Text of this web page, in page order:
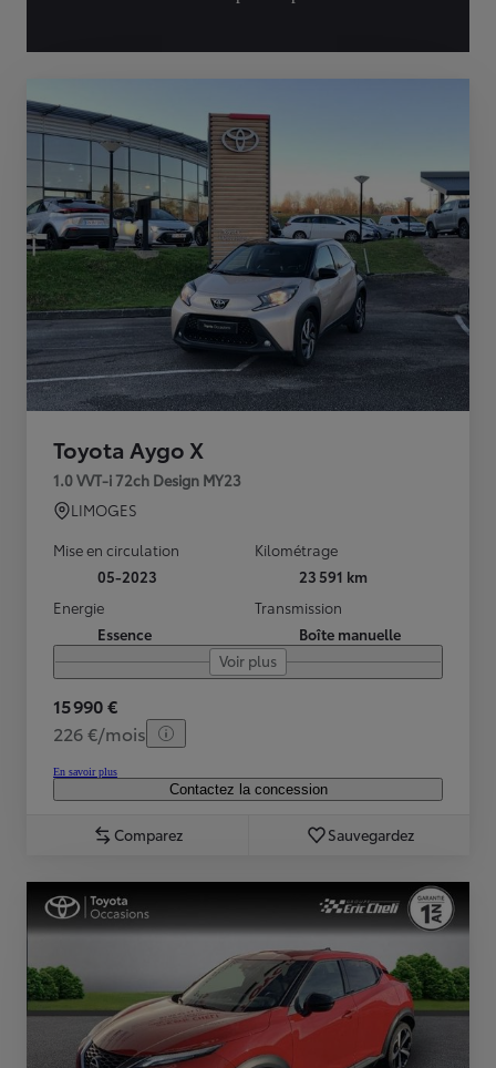
Toyota Aygo X
1.0 VVT-i 72ch Design MY23
LIMOGES
Mise en circulation
05-2023
Kilométrage
23 591 km
Energie
Essence
Transmission
Boîte manuelle
Voir plus
15 990 €
226 €/mois
En savoir plus
Contactez la concession
Comparez Sauvegardez